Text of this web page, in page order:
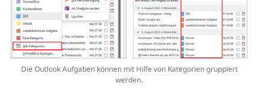
Die Outlook Aufgaben können mit Hilfe von Kategorien gruppiert
werden.